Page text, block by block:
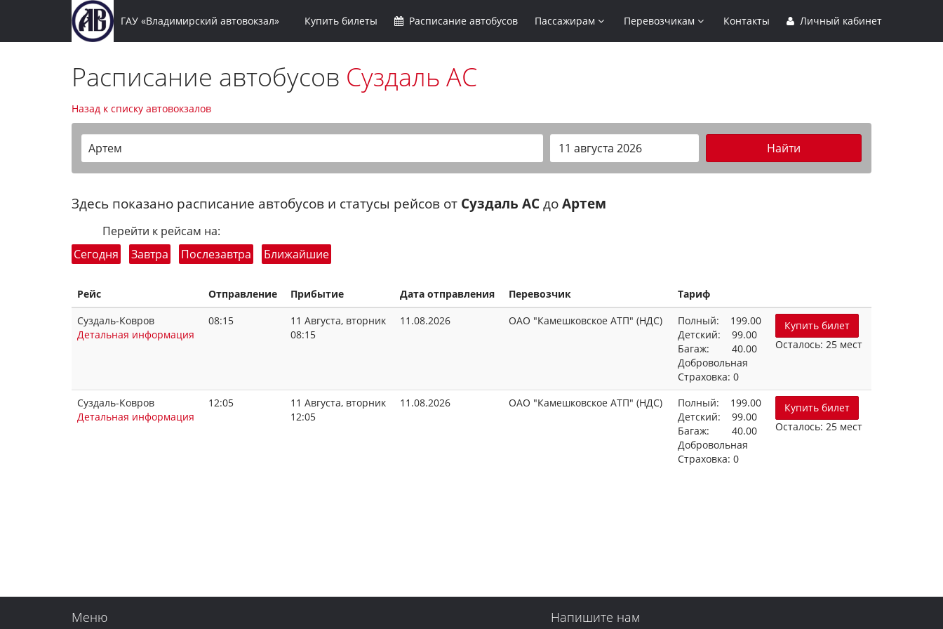
ГАУ «Владимирский автовокзал» Купить билеты Расписание автобусов Пассажирам Перевозчикам Контакты Личный кабинет
Расписание автобусов Суздаль АС
Назад к списку автовокзалов
Артем Найти
Здесь показано расписание автобусов и статусы рейсов от Суздаль АС до Артем
Перейти к рейсам на:
Сегодня
Завтра Послезавтра Ближайшие
Рейс Отправление Прибытие Дата отправления Перевозчик
Тариф
Суздаль-Ковров
Детальная информация
08:15
11 Августа, вторник
08:15
11.08.2026 ОАО "Камешковское АТП" (НДС)
Полный: 199.00
Детский: 99.00
Багаж: 40.00
Добровольная
Страховка: 0
Купить билет
Осталось: 25 мест
Суздаль-Ковров
Детальная информация
12:05
11 Августа, вторник
12:05
11.08.2026 ОАО "Камешковское АТП" (НДС)
Полный: 199.00
Детский: 99.00
Багаж: 40.00
Добровольная
Страховка: 0
Купить билет
Осталось: 25 мест
Меню Напишите нам